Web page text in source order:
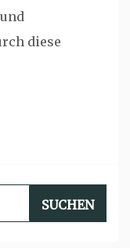
diese